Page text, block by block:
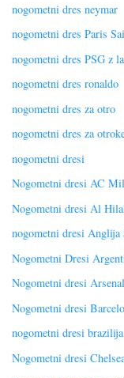
nogometni dres neymar
nogometni dres Paris
nogometni dres PSG z
nogometni dres ronaldo
nogometni dres za otro
nogometni dres za
nogometni dresi
Nogometni dresi AC
Nogometni dresi Al
nogometni dresi Anglija
Nogometni Dresi
Nogometni dresi Arsenal
Nogometni dresi
nogometni dresi brazilija
Nogometni dresi